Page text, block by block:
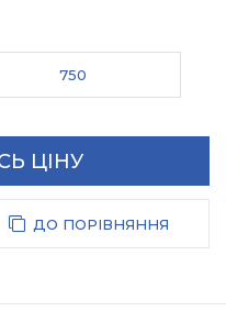
750
ЦІНУ
ДО ПОРІВНЯННЯ